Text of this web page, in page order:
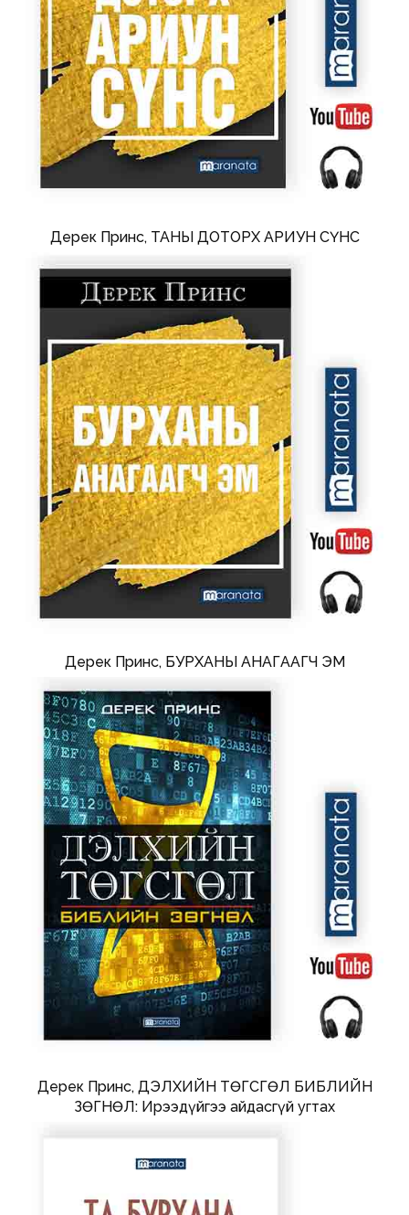
Дерек Принс, ТАНЫ ДОТОРХ АРИУН СҮНС
Дерек Принс, БУРХАНЫ АНАГААГЧ ЭМ
Дерек Принс, ДЭЛХИЙН ТӨГСГӨЛ БИБЛИЙН
ЗӨГНӨЛ: Ирээдүйгээ айдасгүй угтах